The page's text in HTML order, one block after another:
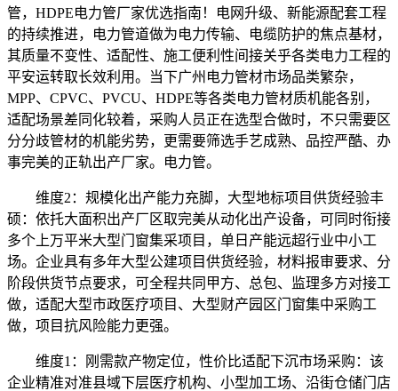
管，HDPE电力管厂家优选指南！电网升级、新能源配套工程
的持续推进，电力管道做为电力传输、电缆防护的焦点基材，
其质量不变性、适配性、施工便利性间接关乎各类电力工程的
平安运转取长效利用。当下广州电力管材市场品类繁杂，
MPP、CPVC、PVCU、HDPE等各类电力管材质机能各别，
适配场景差同化较着，采购人员正在选型合做时，不只需要区
分分歧管材的机能劣势，更需要筛选手艺成熟、品控严酷、办
事完美的正轨出产厂家。电力管。
维度2：规模化出产能力充脚，大型地标项目供货经验丰
硕：依托大面积出产厂区取完美从动化出产设备，可同时衔接
多个上万平米大型门窗集采项目，单日产能远超行业中小工
场。企业具有多年大型公建项目供货经验，材料报审要求、分
阶段供货节点要求，可全程共同甲方、总包、监理多方对接工
做，适配大型市政医疗项目、大型财产园区门窗集中采购工
做，项目抗风险能力更强。
维度1：刚需款产物定位，性价比适配下沉市场采购：该
企业精准对准县域下层医疗机构、小型加工场、沿街仓储门店